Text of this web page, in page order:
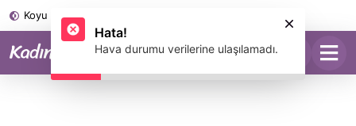
Koyu Mod
Hata!
Hava durumu verilerine ulaşılamadı.